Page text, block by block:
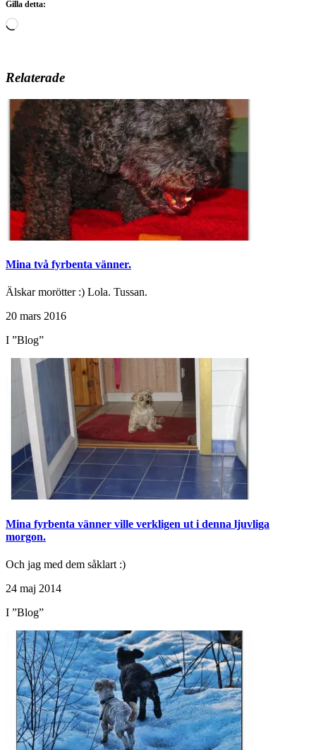
Gilla detta:
Laddar
Relaterade
Mina två fyrbenta vänner.
Älskar morötter :) Lola. Tussan.
20 mars 2016
I ”Blog”
Mina fyrbenta vänner ville verkligen ut i denna ljuvliga
morgon.
Och jag med dem såklart :)
24 maj 2014
I ”Blog”